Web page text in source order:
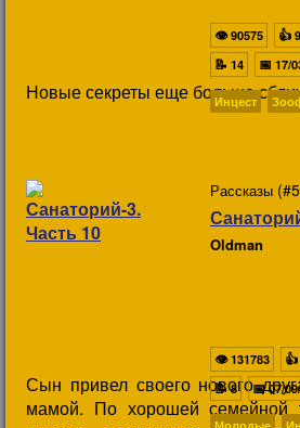
Новые секреты еще больше
👁90575 👍
📝 14 📅 17/
Инцест
Рассказы
Oldman
Сын привел своего нового
мамой. По хорошей семейной
👁131783 👍
📝8 📅07/